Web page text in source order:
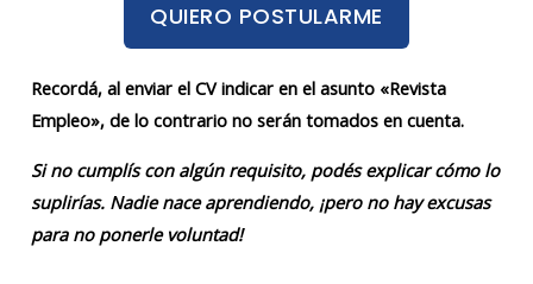
QUIERO POSTULARME
Recordá, al enviar el CV indicar en el asunto «Revista
Empleo», de lo contrario no serán tomados en cuenta.
Si no cumplís con algún requisito, podés explicar cómo lo
suplirías. Nadie nace aprendiendo, ¡pero no hay excusas
para no ponerle voluntad!